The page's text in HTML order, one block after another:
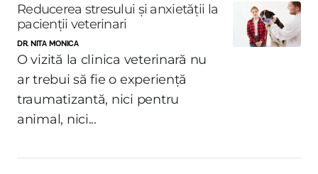
Reducerea stresului și anxietății la
pacienții veterinari
DR. NITA MONICA
O vizită la clinica veterinară nu
ar trebui să fie o experiență
traumatizantă, nici pentru
animal, nici...